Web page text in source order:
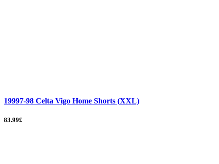
19997-98 Celta Vigo Home Shorts (XXL)
83.99£